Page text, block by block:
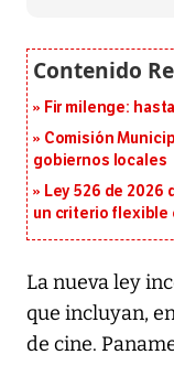
Fir milenge:
Comisión
gobiernos locales
Ley 526 de 2026
un criterio flexible
La nueva ley
que incluyan,
de cine.